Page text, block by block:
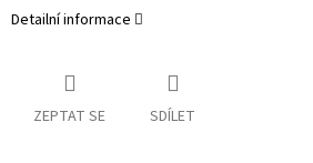
Detailní informace
ZEPTAT SE SDÍLET